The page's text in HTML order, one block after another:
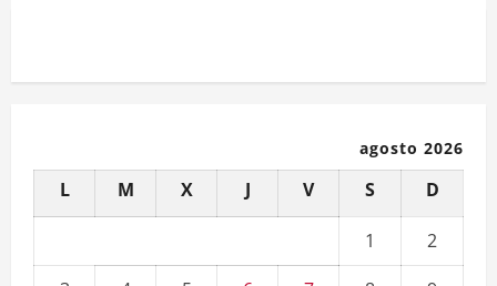
agosto 2026
L M X J V S D
1
2